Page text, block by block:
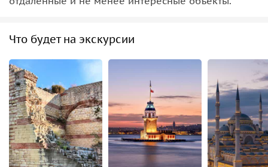
Что будет на экскурсии